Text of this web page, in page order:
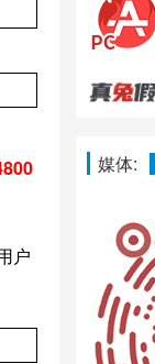
户
媒体: